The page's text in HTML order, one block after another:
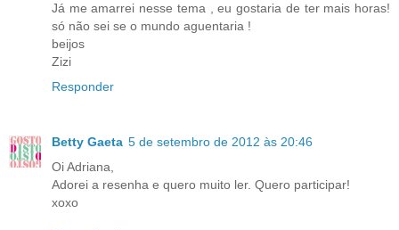
Já me amarrei nesse tema , eu gostaria de ter mais horas!
só não sei se o mundo aguentaria !
beijos
Zizi
Responder
Betty Gaeta 5 de setembro de 2012 às 20:46
Oi Adriana,
Adorei a resenha e quero muito ler. Quero participar!
xoxo